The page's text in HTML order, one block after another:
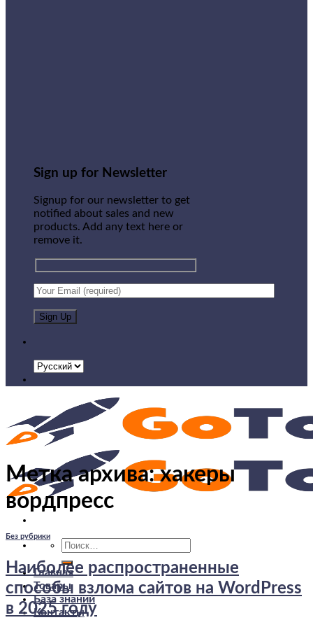
Sign up for Newsletter
Signup for our newsletter to get
notified about sales and new
products. Add any text here or
remove it.
Искать:
Главная
Товары
База знаний
Контакты
Метка архива:хакеры
вордпресс
Без рубрики
Наиболее распространенные
способы взлома сайтов на WordPress
в 2025 году